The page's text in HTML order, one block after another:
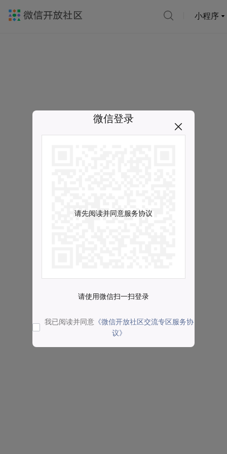
小程序
微信登录
请先阅读并同意服务协议
请使用微信扫一扫登录
我已阅读并同意 《微信开放社区交流专区服务协
议》